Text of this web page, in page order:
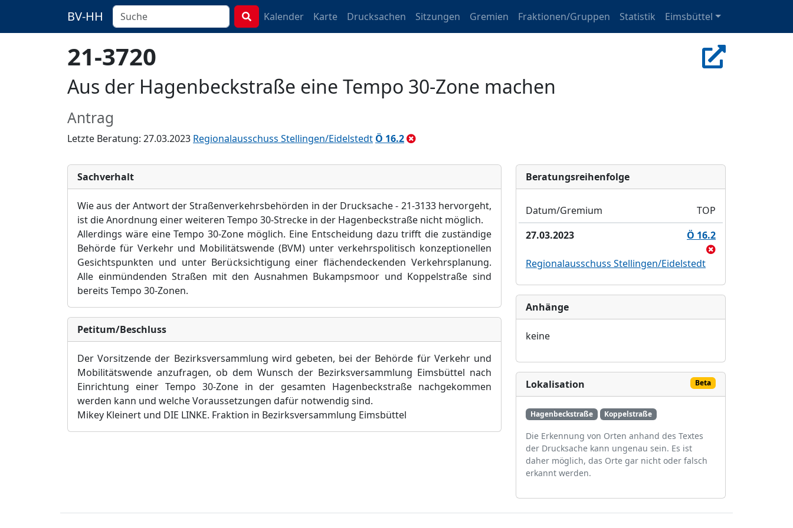
BV-HH Kalender Karte Drucksachen Sitzungen Gremien Fraktionen/Gruppen Statistik Eimsbüttel
21-3720
Aus der Hagenbeckstraße eine Tempo 30-Zone machen
Antrag
Letzte Beratung: 27.03.2023 Regionalausschuss Stellingen/Eidelstedt Ö 16.2
Sachverhalt
Wie aus der Antwort der Straßenverkehrsbehörden in der Drucksache - 21-3133 hervorgeht,
ist die Anordnung einer weiteren Tempo 30-Strecke in der Hagenbeckstraße nicht möglich.
Allerdings wäre eine Tempo 30-Zone möglich. Eine Entscheidung dazu trifft die zuständige
Behörde für Verkehr und Mobilitätswende (BVM) unter verkehrspolitisch konzeptionellen
Gesichtspunkten und unter Berücksichtigung einer flächendeckenden Verkehrsplanung.
Alle einmündenden Straßen mit den Ausnahmen Bukampsmoor und Koppelstraße sind
bereits Tempo 30-Zonen.
Petitum/Beschluss
Der Vorsitzende der Bezirksversammlung wird gebeten, bei der Behörde für Verkehr und
Mobilitätswende anzufragen, ob dem Wunsch der Bezirksversammlung Eimsbüttel nach
Einrichtung einer Tempo 30-Zone in der gesamten Hagenbeckstraße nachgekommen
werden kann und welche Voraussetzungen dafür notwendig sind.
Mikey Kleinert und DIE LINKE. Fraktion in Bezirksversammlung Eimsbüttel
Bera­tungs­reihen­folge
Datum/Gremium
TOP
27.03.2023
Ö 16.2
Regionalausschuss Stellingen/Eidelstedt
Anhänge
keine
Lokalisation Beta
Hagenbeckstraße Koppelstraße
Die Erkennung von Orten anhand des Textes
der Drucksache kann ungenau sein. Es ist
daher möglich, das Orte gar nicht oder falsch
erkannt werden.